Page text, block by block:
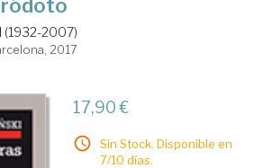
(1932-2007)
2017
17,90 €
Sin Stock. Disponible en
7/10 días.